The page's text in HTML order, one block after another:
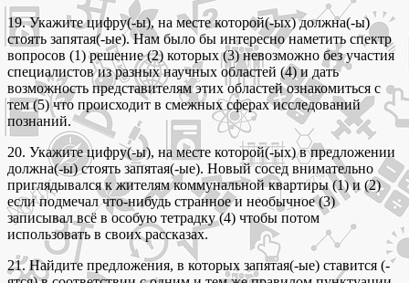
19. Укажите цифру(-ы), на месте которой(-ых) должна(-ы)
стоять запятая(-ые). Нам было бы интересно наметить спектр
вопросов (1) решение (2) которых (3) невозможно без участия
специалистов из разных научных областей (4) и дать
возможность представителям этих областей ознакомиться с
тем (5) что происходит в смежных сферах исследований
познаний.
20. Укажите цифру(-ы), на месте которой(-ых) в предложении
должна(-ы) стоять запятая(-ые). Новый сосед внимательно
приглядывался к жителям коммунальной квартиры (1) и (2)
если подмечал что-нибудь странное и необычное (3)
записывал всё в особую тетрадку (4) чтобы потом
использовать в своих рассказах.
21. Найдите предложения, в которых запятая(-ые) ставится (-